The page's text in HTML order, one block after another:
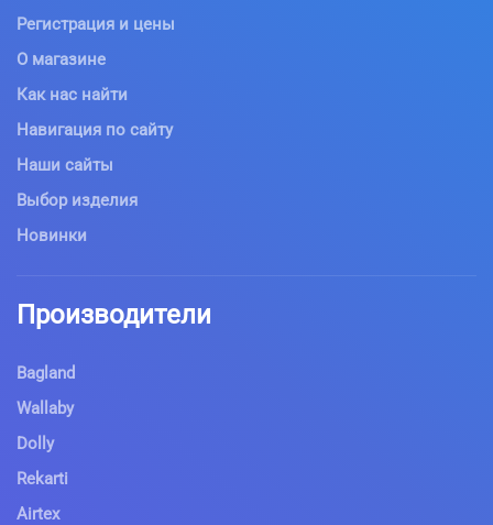
Регистрация и цены
О магазине
Как нас найти
Навигация по сайту
Наши сайты
Выбор изделия
Новинки
Производители
Bagland
Wallaby
Dolly
Rekarti
Airtex